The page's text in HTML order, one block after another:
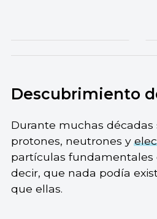
Descubrimiento
Durante muchas décadas
protones, neutrones y
partículas fundamentales
decir, que nada podía
que ellas.